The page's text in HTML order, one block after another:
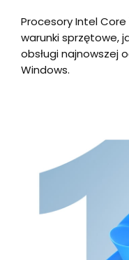
Procesory Intel Core
warunki sprzętowe,
obsługi najnowszej
Windows.